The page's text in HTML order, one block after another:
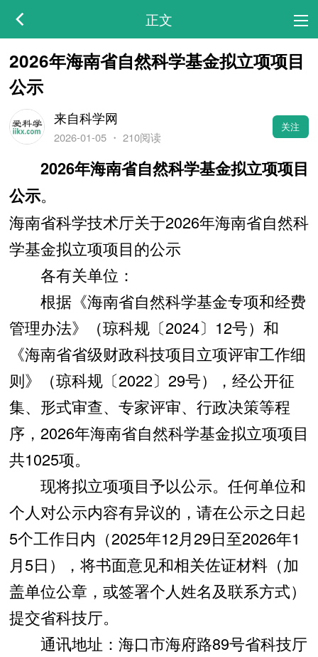
正文
2026年海南省自然科学基金拟立项项目
公示
来自科学网
2026-01-05・ 210阅读
关注
2026年海南省自然科学基金拟立项项目
公示。
海南省科学技术厅关于2026年海南省自然科
学基金拟立项项目的公示
各有关单位：
根据《海南省自然科学基金专项和经费
管理办法》（琼科规〔2024〕12号）和
《海南省省级财政科技项目立项评审工作细
则》（琼科规〔2022〕29号），经公开征
集、形式审查、专家评审、行政决策等程
序，2026年海南省自然科学基金拟立项项目
共1025项。
现将拟立项项目予以公示。任何单位和
个人对公示内容有异议的，请在公示之日起
5个工作日内（2025年12月29日至2026年1
月5日），将书面意见和相关佐证材料（加
盖单位公章，或签署个人姓名及联系方式）
提交省科技厅。
通讯地址：海口市海府路89号省科技厅